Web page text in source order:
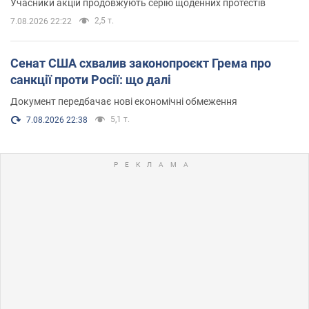
Учасники акцій продовжують серію щоденних протестів
7.08.2026 22:22 2,5 т.
Сенат США схвалив законопроєкт Грема про
санкції проти Росії: що далі
Документ передбачає нові економічні обмеження
7.08.2026 22:38 5,1 т.